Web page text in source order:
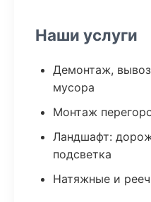
Наши услуги
Демонтаж,
мусора
Монтаж
Ландшафт:
подсветка
Натяжные и